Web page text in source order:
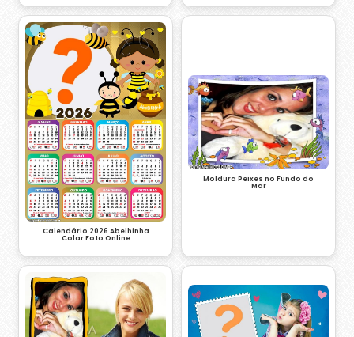
Calendário 2026 Abelhinha
Colar Foto Online
Moldura Peixes no Fundo do
Mar